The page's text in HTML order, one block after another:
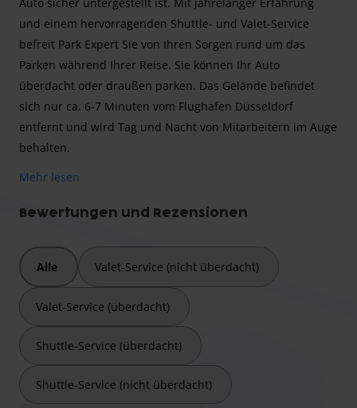
und einem hervorragenden Shuttle- und Valet-Service
befreit Park Expert Sie von Ihren Sorgen rund um das
Parken während Ihrer Reise. Sie können Ihr Auto
überdacht oder draußen parken. Das Gelände befindet
sich nur ca. 6-7 Minuten vom Flughafen Düsseldorf
entfernt und wird Tag und Nacht von Mitarbeitern im Auge
behalten.
Park Expert weiß, wie wichtig es für Kunden ist, dass das
und einem hervorragenden Shuttle- und Valet-Service
befreit Park Expert Sie von Ihren Sorgen rund um das
Parken während Ihrer Reise. Sie können Ihr Auto
überdacht oder draußen parken. Das Gelände befindet
sich nur ca. 6-7 Minuten vom Flughafen Düsseldorf
entfernt und wird Tag und Nacht von Mitarbeitern im Auge
behalten.
Mehr lesen
Bewertungen und Rezensionen
Alle Valet-Service (nicht überdacht)
Valet-Service (überdacht)
Shuttle-Service (überdacht)
Shuttle-Service (nicht überdacht)